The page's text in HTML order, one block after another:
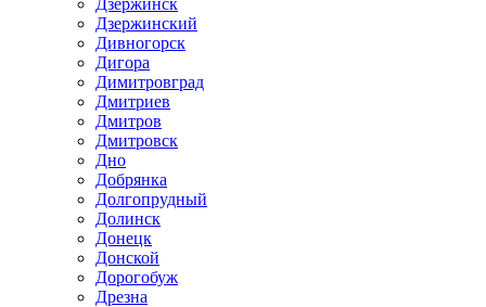
Дзержинск
Дзержинский
Дивногорск
Дигора
Димитровград
Дмитриев
Дмитров
Дмитровск
Дно
Добрянка
Долгопрудный
Долинск
Донецк
Донской
Дорогобуж
Дрезна